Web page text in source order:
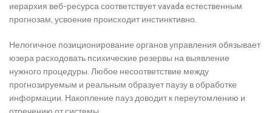
иерархия веб-ресурса соответствует vavada естественным
прогнозам, усвоение происходит инстинктивно.
Нелогичное позиционирование органов управления обязывает
юзера расходовать психические резервы на выявление
нужного процедуры. Любое несоответствие между
прогнозируемым и реальным образует паузу в обработке
информации. Накопление пауз доводит к переутомлению и